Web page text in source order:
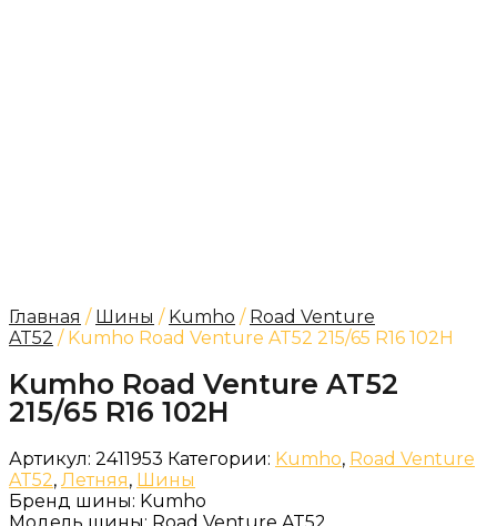
Главная / Шины / Kumho / Road Venture
AT52 / Kumho Road Venture AT52 215/65 R16 102H
Kumho Road Venture AT52
215/65 R16 102H
Артикул: 2411953 Категории: Kumho, Road Venture
AT52, Летняя, Шины
Бренд шины: Kumho